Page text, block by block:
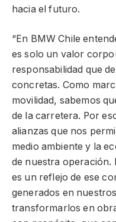
hacia el futuro.
“En BMW Chile
es solo un valor
responsabilidad que
concretas. Como
movilidad, sabemos
de la carretera. Por
alianzas que nos
medio ambiente y la
de nuestra operación.
es un reflejo de ese
generados en
transformarlos en